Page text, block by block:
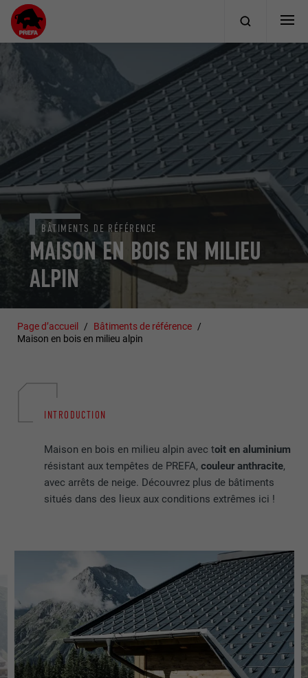
MAISON EN BOIS EN MILIEU
ALPIN
BÂTIMENTS DE RÉFÉRENCE
Page d’accueil
Bâtiments de référence
Maison en bois en milieu alpin
INTRODUCTION
Maison en bois en milieu alpin avec toit en aluminium
résistant aux tempêtes de PREFA,couleur anthracite,
avec arrêts de neige. Découvrez plus de bâtiments
situés dans des lieux aux conditions extrêmes ici !